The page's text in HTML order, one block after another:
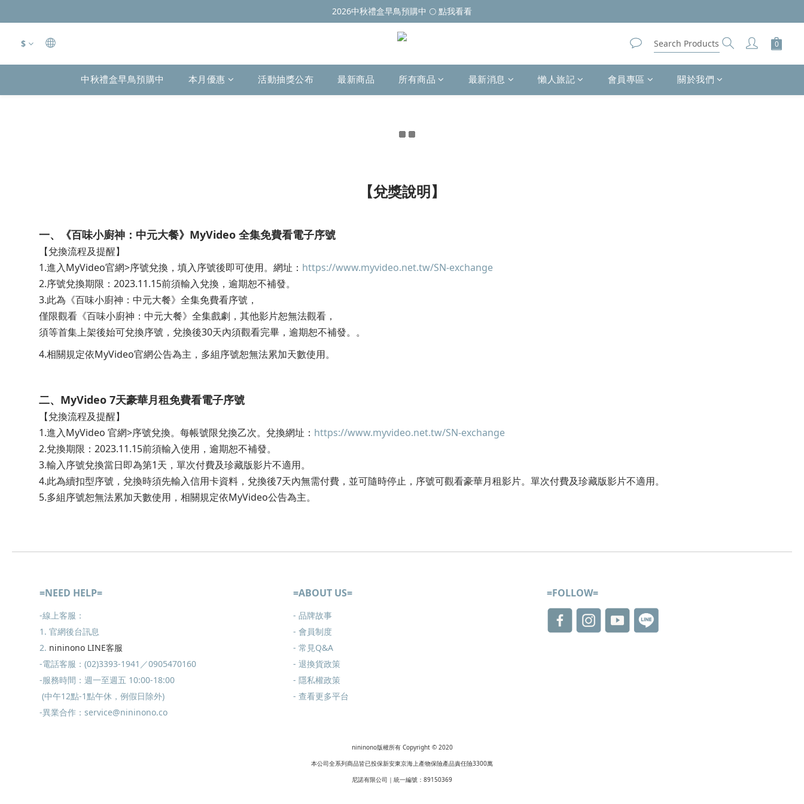
2026中秋禮盒早鳥預購中 🌕 點我看看
$
中秋禮盒早鳥預購中 本月優惠 活動抽獎公布 最新商品 所有商品 最新消息 懶人旅記 會員專區 關於我們
【兌獎說明】
一、《百味小廚神：中元大餐》MyVideo 全集免費看電子序號
【兌換流程及提醒】
1.進入MyVideo官網>序號兌換，填入序號後即可使用。網址： https://www.myvideo.net.tw/SN-exchange
2.序號兌換期限：2023.11.15前須輸入兌換，逾期恕不補發。
3.此為《百味小廚神：中元大餐》全集免費看序號，
僅限觀看《百味小廚神：中元大餐》全集戲劇，其他影片恕無法觀看，
須等首集上架後始可兌換序號，兌換後30天內須觀看完畢，逾期恕不補發。。
4.相關規定依MyVideo官網公告為主，多組序號恕無法累加天數使用。
二、MyVideo 7天豪華月租免費看電子序號
【兌換流程及提醒】
1.進入MyVideo 官網>序號兌換。每帳號限兌換乙次。兌換網址： https://www.myvideo.net.tw/SN-exchange
2.兌換期限：2023.11.15前須輸入使用，逾期恕不補發。
3.輸入序號兌換當日即為第1天，單次付費及珍藏版影片不適用。
4.此為續扣型序號，兌換時須先輸入信用卡資料，兌換後7天內無需付費，並可隨時停止，序號可觀看豪華月租影片。單次付費及珍藏版影片不適用。
5.多組序號恕無法累加天數使用，相關規定依MyVideo公告為主。
=NEED HELP=
-線上客服：
1. 官網後台訊息
2. nininono LINE客服
-電話客服：(02)3393-1941／0905470160
-服務時間：週一至週五 10:00-18:00
(中午12點-1點午休，例假日除外)
-異業合作：service@nininono.co
=ABOUT US=
- 品牌故事
- 會員制度
- 常見Q&A
- 退換貨政策
- 隱私權政策
- 查看更多平台
=FOLLOW=
nininono版權所有 Copyright © 2020
本公司全系列商品皆已投保新安東京海上產物保險產品責任險3300萬
尼諾有限公司｜統一編號：89150369